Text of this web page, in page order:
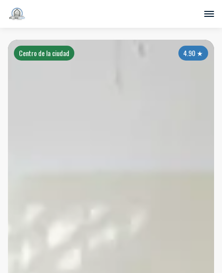
4.90★
Centro de la ciudad